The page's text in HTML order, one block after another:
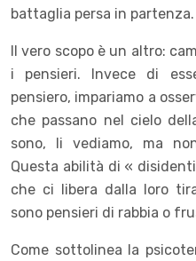
battaglia persa in partenza.
Il vero scopo è un altro:
i pensieri. Invece di
pensiero, impariamo a
che passano nel cielo
sono, li vediamo, ma
Questa abilità di «
che ci libera dalla loro
sono pensieri di rabbia o
Come sottolinea la